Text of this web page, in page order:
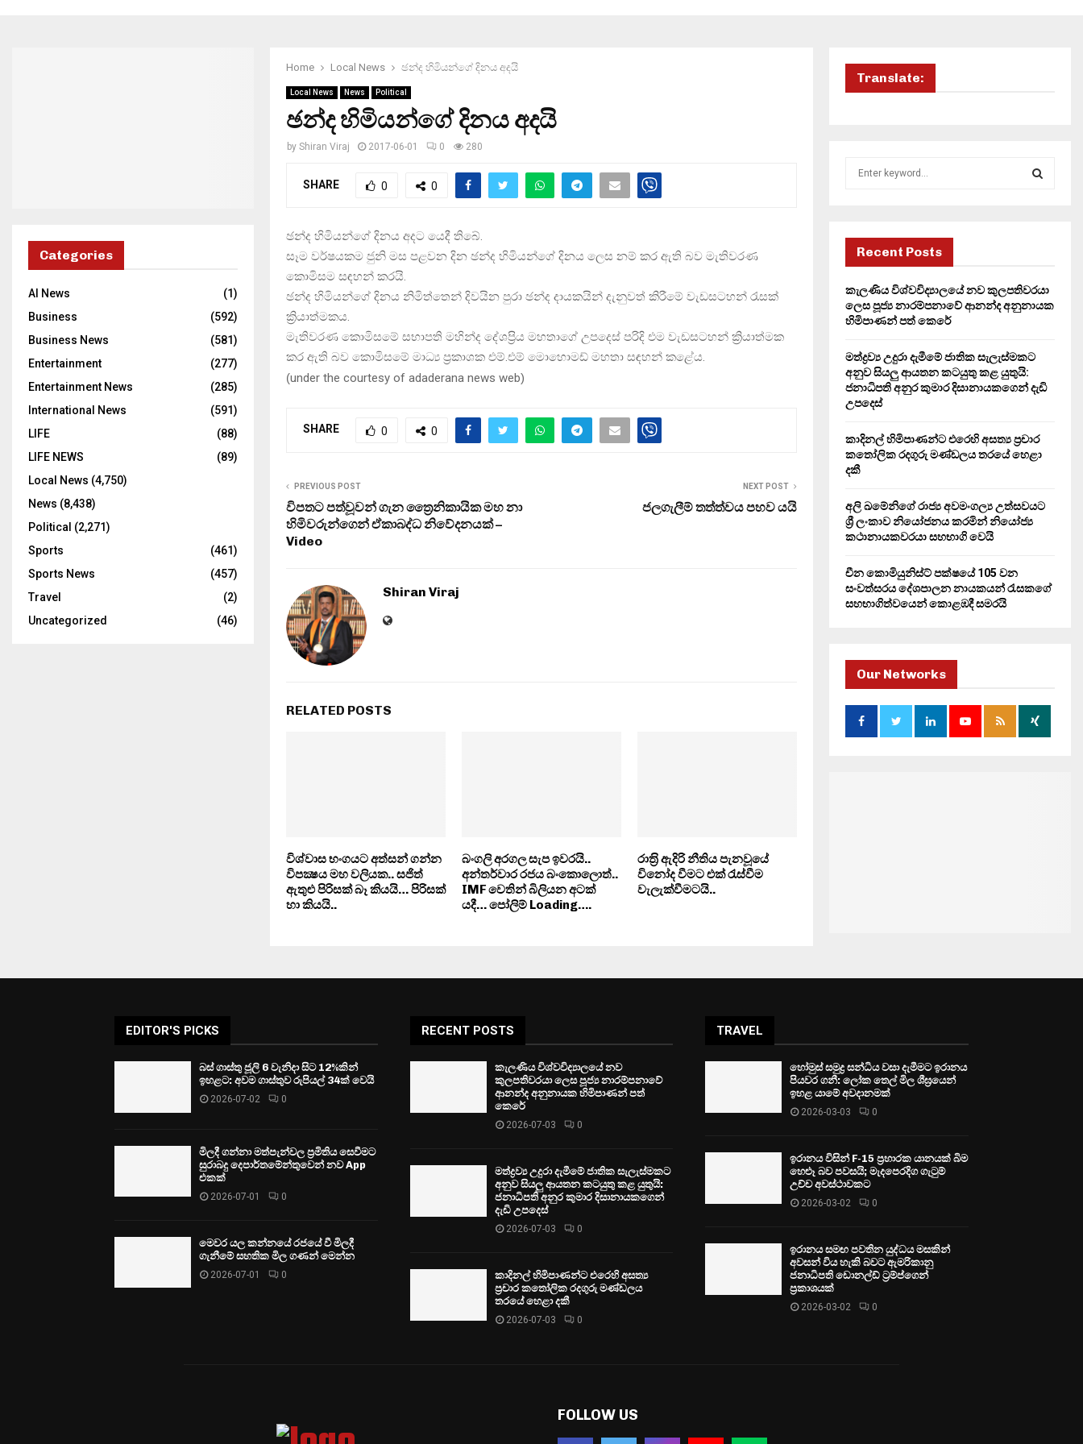
Home Local News ඡන්ද හිමියන්ගේ දිනය අදයි
Local News News Political
ඡන්ද හිමියන්ගේ දිනය අදයි
by Shiran Viraj 2017-06-01 0 280
SHARE 0 0
ඡන්ද හිමියන්ගේ දිනය අදට යෙදී තිබේ.
සෑම වර්ෂයකම ජුනි මස පළවන දින ඡන්ද හිමියන්ගේ දිනය ලෙස නම් කර ඇති බව මැතිවරණ
කොමිසම සඳහන් කරයි.
ඡන්ද හිමියන්ගේ දිනය නිමිත්තෙන් දිවයින පුරා ඡන්ද දායකයින් දැනුවත් කිරීමේ වැඩසටහන් රැසක්
ක්‍රියාත්මකය.
මැතිවරණ කොමිසමේ සභාපති මහින්ද දේශප්‍රිය මහතාගේ උපදෙස් පරිදි එම වැඩසටහන් ක්‍රියාත්මක
කර ඇති බව කොමිසමේ මාධ්‍ය ප්‍රකාශක එම්.එම් මොහොමඩ් මහතා සඳහන් කළේය.
(under the courtesy of adaderana news web)
SHARE 0 0
PREVIOUS POST
විපතට පත්වූවන් ගැන ත්‍රෛනිකායික මහ නා
හිමිවරුන්ගෙන් ඒකාබද්ධ නිවේදනයක් –
Video
NEXT POST
ජලගැලීම් තත්ත්වය පහව යයි
Shiran Viraj
RELATED POSTS
විශ්වාස භංගයට අත්සන් ගන්න
විපක්‍ෂය මහ වලියක.. සජිත්
ඇතුළු පිරිසක් බෑ කියයි… පිරිසක්
හා කියයි..
බංගලි අරගල සැප ඉවරයි..
අන්තර්වාර රජය බංකොලොත්..
IMF වෙතින් බිලියන අටක්
යදී… පෝලිම් Loading….
රාත‍්‍රි ඇදිරි නීතිය පැනවූයේ
විනෝද වීමට එක් රැස්වීම
වැලැක්වීමටයි..
Categories
AI News
(1)
Business
(592)
Business News
(581)
Entertainment
(277)
Entertainment News
(285)
International News
(591)
LIFE
(88)
LIFE NEWS
(89)
Local News (4,750)
News (8,438)
Political (2,271)
Sports
(461)
Sports News
(457)
Travel
(2)
Uncategorized
(46)
Translate:
f
r
:
R
Recent Posts
කැලණිය විශ්වවිද්‍යාලයේ නව කුලපතිවරයා
ලෙස පූජ්‍ය නාරම්පනාවේ ආනන්ද අනුනායක
හිමිපාණන් පත් කෙරේ
මත්ද්‍රව්‍ය උදුරා දැමීමේ ජාතික සැලැස්මකට
අනුව සියලු ආයතන කටයුතු කළ යුතුයි:
ජනාධිපති අනුර කුමාර දිසානායකගෙන් දැඩි
උපදෙස්
කාදිනල් හිමිපාණන්ට එරෙහි අසත්‍ය ප්‍රචාර
කතෝලික රදගුරු මණ්ඩලය තරයේ හෙළා
දකී
අලි ඛමේනිගේ රාජ්‍ය අවමංගල්‍ය උත්සවයට
ශ්‍රී ලංකාව නියෝජනය කරමින් නියෝජ්‍ය
කථානායකවරයා සහභාගි වෙයි
චීන කොමියුනිස්ට් පක්ෂයේ 105 වන
සංවත්සරය දේශපාලන නායකයන් රැසකගේ
සහභාගිත්වයෙන් කොළඹදී සමරයි
Our Networks
EDITOR'S PICKS
බස් ගාස්තු ජූලි 6 වැනිදා සිට 12%කින්
ඉහළට: අවම ගාස්තුව රුපියල් 34ක් වෙයි
2026-07-02 0
මිලදී ගන්නා මත්පැන්වල ප්‍රමිතිය සෙවීමට
සුරාබදු දෙපාර්තමේන්තුවෙන් නව App
එකක්
2026-07-01 0
මෙවර යල කන්නයේ රජයේ වී මිලදී
ගැනීමේ සහතික මිල ගණන් මෙන්න
2026-07-01 0
RECENT POSTS
කැලණිය විශ්වවිද්‍යාලයේ නව
කුලපතිවරයා ලෙස පූජ්‍ය නාරම්පනාවේ
ආනන්ද අනුනායක හිමිපාණන් පත්
කෙරේ
2026-07-03 0
මත්ද්‍රව්‍ය උදුරා දැමීමේ ජාතික සැලැස්මකට
අනුව සියලු ආයතන කටයුතු කළ යුතුයි:
ජනාධිපති අනුර කුමාර දිසානායකගෙන්
දැඩි උපදෙස්
2026-07-03 0
කාදිනල් හිමිපාණන්ට එරෙහි අසත්‍ය
ප්‍රචාර කතෝලික රදගුරු මණ්ඩලය
තරයේ හෙළා දකී
2026-07-03 0
TRAVEL
හෝමුස් සමුද්‍ර සන්ධිය වසා දැමීමට ඉරානය
පියවර ගනී: ලෝක තෙල් මිල ශීඝ්‍රයෙන්
ඉහළ යාමේ අවදානමක්
2026-03-03 0
ඉරානය විසින් F-15 ප්‍රහාරක යානයක් බිම
හෙළූ බව පවසයි; මැදපෙරදිග ගැටුම්
උච්ච අවස්ථාවකට
2026-03-02 0
ඉරානය සමඟ පවතින යුද්ධය මසකින්
අවසන් විය හැකි බවට ඇමරිකානු
ජනාධිපති ඩොනල්ඩ් ට්‍රම්ප්ගෙන්
ප්‍රකාශයක්
2026-03-02 0
FOLLOW US